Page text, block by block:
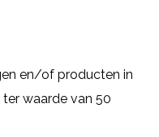
en/of producten in
ter waarde van 50